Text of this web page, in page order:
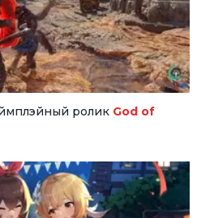
ролик God of